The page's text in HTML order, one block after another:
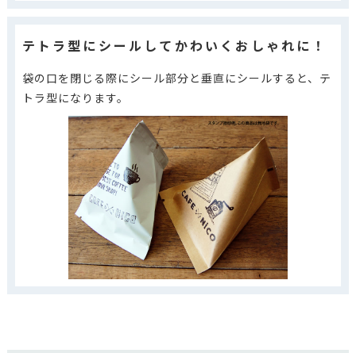
テトラ型にシールしてかわいくおしゃれに！
袋の口を閉じる際にシール部分と垂直にシールすると、テ
トラ型になります。